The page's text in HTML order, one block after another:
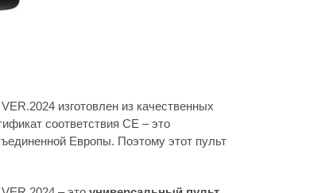
изготовлен из качественных
соответствия СЕ – это
Европы. Поэтому этот пульт